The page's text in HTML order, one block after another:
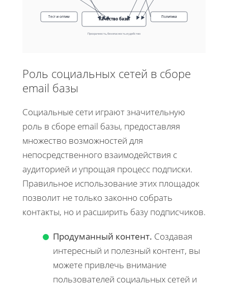
Качество базы Политика
Тест и оптим
Прозрачность, безопасность и удобство
Роль социальных сетей в сборе
email базы
Социальные сети играют значительную
роль в сборе email базы, предоставляя
множество возможностей для
непосредственного взаимодействия с
аудиторией и упрощая процесс подписки.
Правильное использование этих площадок
позволит не только законно собрать
контакты, но и расширить базу подписчиков.
Продуманный контент. Создавая
интересный и полезный контент, вы
можете привлечь внимание
пользователей социальных сетей и